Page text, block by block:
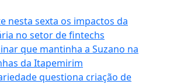
nesta sexta os impactos da
no setor de fintechs
que mantinha a Suzano na
da Itapemirim
questiona criação de